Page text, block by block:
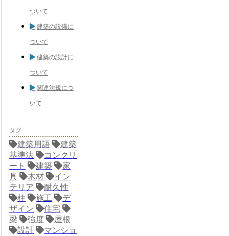
ついて
建築の設備に
ついて
建築の設計に
ついて
関連法規につ
いて
タグ
建築用語
建築
基準法
コンクリ
ート
建築
家
具
木材
イン
テリア
耐久性
柱
施工
デ
ザイン
住宅
梁
強度
屋根
設計
マンショ